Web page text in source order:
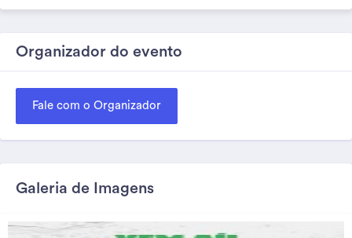
Organizador do evento
Fale com o Organizador
Galeria de Imagens